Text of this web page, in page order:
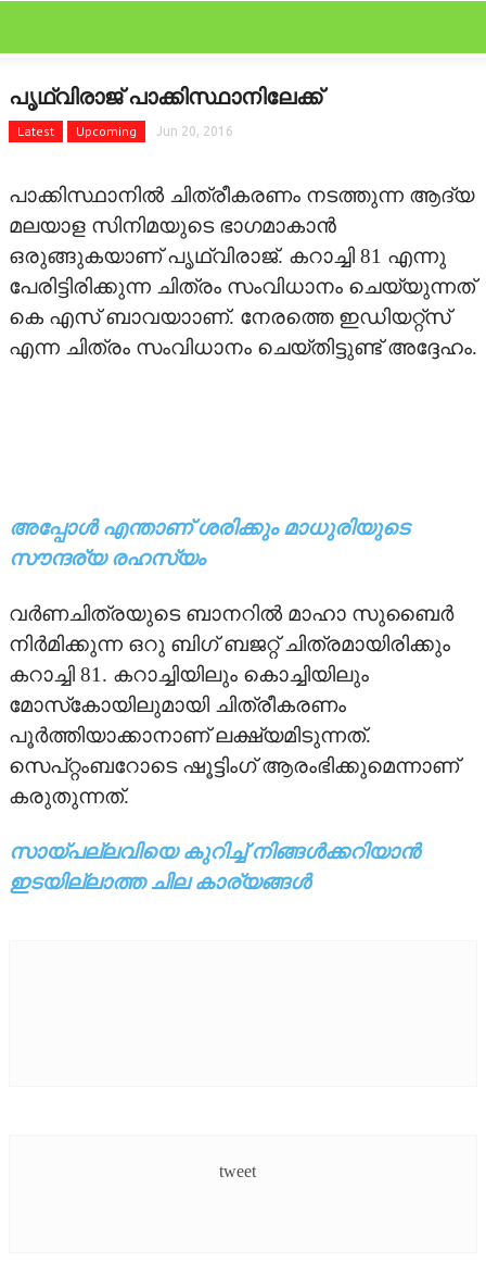
FEATURED
GALLERY
GOSSIPS
TV
VIDEO
STRAR VIDEOS
TRAILER
പൃഥ്വിരാജ് പാക്കിസ്ഥാനിലേക്ക്
Latest Upcoming Jun 20, 2016
പാക്കിസ്ഥാനില്‍ ചിത്രീകരണം നടത്തുന്ന ആദ്യ
മലയാള സിനിമയുടെ ഭാഗമാകാന്‍
ഒരുങ്ങുകയാണ് പൃഥ്വിരാജ്. കറാച്ചി 81 എന്നു
പേരിട്ടിരിക്കുന്ന ചിത്രം സംവിധാനം ചെയ്യുന്നത്
കെ എസ് ബാവയാാണ്. നേരത്തെ ഇഡിയറ്റ്‌സ്
എന്ന ചിത്രം സംവിധാനം ചെയ്തിട്ടുണ്ട് അദ്ദേഹം.
അപ്പോള്‍ എന്താണ് ശരിക്കും മാധുരിയുടെ
സൗന്ദര്യ രഹസ്യം
വര്‍ണചിത്രയുടെ ബാനറില്‍ മാഹാ സുബൈര്‍
നിര്‍മിക്കുന്ന ഒറു ബിഗ് ബജറ്റ് ചിത്രമായിരിക്കും
കറാച്ചി 81. കറാച്ചിയിലും കൊച്ചിയിലും
മോസ്‌കോയിലുമായി ചിത്രീകരണം
പൂര്‍ത്തിയാക്കാനാണ് ലക്ഷ്യമിടുന്നത്.
സെപ്റ്റംബറോടെ ഷൂട്ടിംഗ് ആരംഭിക്കുമെന്നാണ്
കരുതുന്നത്.
സായ്പല്ലവിയെ കുറിച്ച് നിങ്ങള്‍ക്കറിയാന്‍
ഇടയില്ലാത്ത ചില കാര്യങ്ങള്‍
tweet